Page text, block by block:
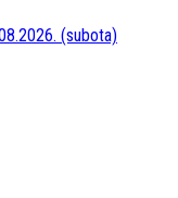
(subota)